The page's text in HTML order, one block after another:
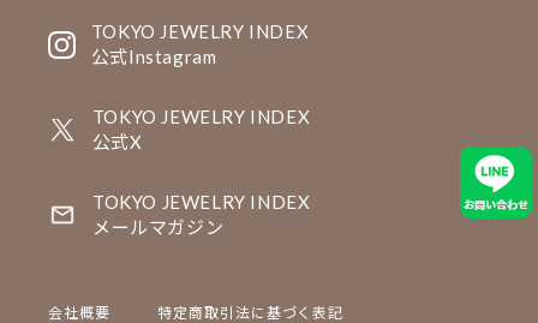
TOKYO JEWELRY INDEX
公式Instagram
TOKYO JEWELRY INDEX
公式X
TOKYO JEWELRY INDEX
メールマガジン
会社概要 特定商取引法に基づく表記